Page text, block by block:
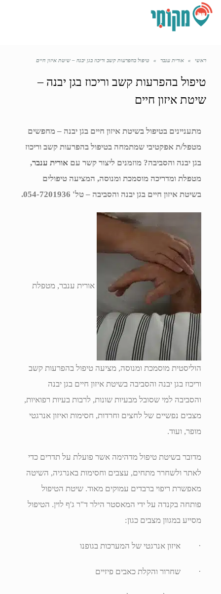
ראשי » אורית ענבר » טיפול בהפרעות קשב וריכוז בגן יבנה – שיטת איזון חיים
טיפול בהפרעות קשב וריכוז בגן יבנה –
שיטת איזון חיים
מתעניינים בטיפול בשיטת איזון חיים בגן יבנה – מחפשים
מטפל/ת אפקטיבי שמתמחה בטיפול בהפרעות קשב וריכוז
בגן יבנה והסביבה? מוזמנים ליצור קשר עם אורית ענבר,
מטפלת ומדריכה מוסמכת ומנוסה, המציעה טיפולים
בשיטת איזון חיים בגן יבנה והסביבה – טל' 054-7201936.
אורית ענבר, מטפלת
הוליסטית מוסמכת ומנוסה, מציעה טיפול בהפרעות קשב
וריכוז בגן יבנה והסביבה בשיטת איזון חיים בגן יבנה
והסביבה למי שסובל מבעיות שונות, לרבות בעיות רפואיות,
מצבים נפשיים של לחצים וחרדות, חסימות ואיזון אנרגטי
מופר, ועוד.
מדובר בשיטת טיפול מדהימה אשר פועלת על תדרים כדי
לאתר ולשחרר מתחים, עצבים וחסימות באנרגיה, השיטה
מאפשרת ריפוי ברבדים עמוקים מאוד. שיטת הטיפול
פותחה בקנדה על ידי המאסטר הילר ד"ר ג'ף לוין. הטיפול
מסייע במגוון מצבים כגון:
· איזון אנרגטי של המערכות בגופנו
· שחרור והקלת כאבים פיזיים